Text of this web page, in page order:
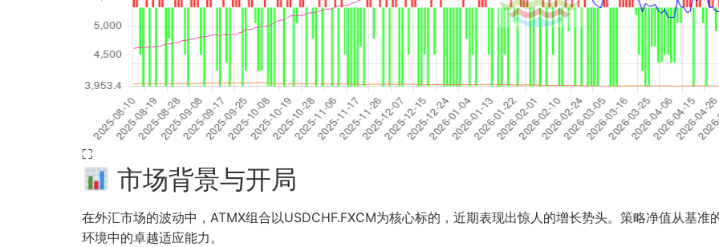
⛶
市场背景与开局
在外汇市场的波动中，ATMX组合以USDCHF.FXCM为核心标的，近期表现出惊人的增长势头。策略净值从基
环境中的卓越适应能力。